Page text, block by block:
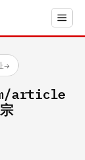
→
article